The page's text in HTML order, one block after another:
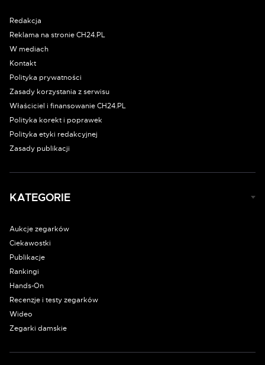
Redakcja
Reklama na stronie CH24.PL
W mediach
Kontakt
Polityka prywatności
Zasady korzystania z serwisu
Właściciel i finansowanie CH24.PL
Polityka korekt i poprawek
Polityka etyki redakcyjnej
Zasady publikacji
KATEGORIE
Aukcje zegarków
Ciekawostki
Publikacje
Rankingi
Hands-On
Recenzje i testy zegarków
Wideo
Zegarki damskie